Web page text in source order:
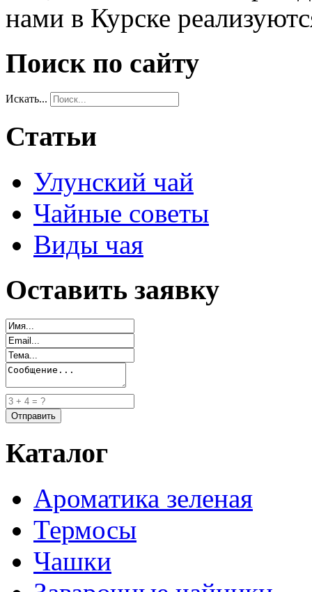
нами в Курске
Поиск по сайту
Искать...
Статьи
Улунский чай
Чайные советы
Виды чая
Оставить заявку
Каталог
Ароматика зеленая
Термосы
Чашки